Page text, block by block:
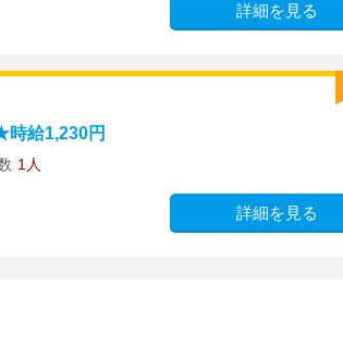
詳細を見る
給1,230円
1人
詳細を見る